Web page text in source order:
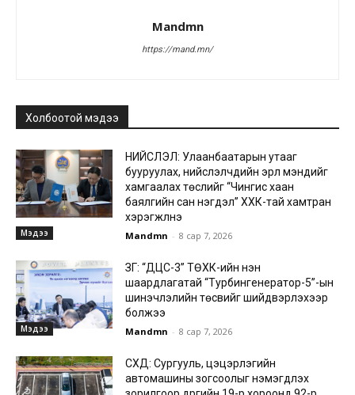
Mandmn
https://mand.mn/
Холбоотой мэдээ
Мэдээ
НИЙСЛЭЛ: Улаанбаатарын утааг
бууруулах, нийслэлчүүдийн эрүүл мэндийг
хамгаалах төслийг “Чингис хаан
баялгийн сан нэгдэл” ХХК-тай хамтран
хэрэгжүүлнэ
Mandmn - 8 сар 7, 2026
Мэдээ
ЗГ: “ДЦС-3” ТӨХК-ийн нэн
шаардлагатай “Турбингенератор-5”-ын
шинэчлэлийн төсвийг шийдвэрлэхээр
болжээ
Mandmn - 8 сар 7, 2026
СХД: Сургууль, цэцэрлэгийн
автомашины зогсоолыг нэмэгдүүлэх